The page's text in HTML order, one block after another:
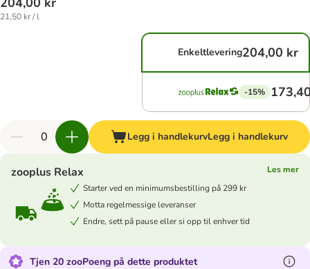
21,50 kr / l
Enkeltlevering204,00 kr
-15%
Legg i handlekurvLegg i handlekurv
zooplus Relax
Les mer
Starter ved en minimumsbestilling på 299 kr
Motta regelmessige leveranser
Endre, sett på pause eller si opp til enhver tid
Tjen 20 zooPoeng på dette produktet